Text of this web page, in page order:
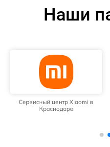
Наши
Сервисный центр Xiaomi в
Краснодаре